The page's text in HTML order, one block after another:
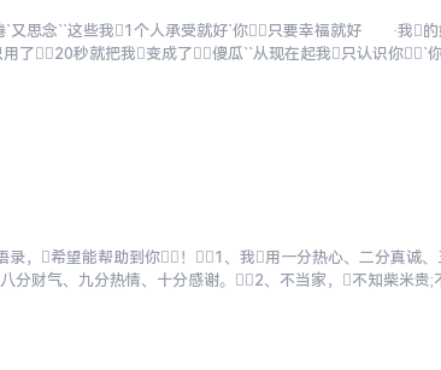
又思念``这些我1个人承受就好`你只要幸福就好 ·我
了20秒就把我变成了傻瓜``从现在起我只认识你`
录，希望能帮助到你！1、我用一分热心、二分真诚、
分财气、九分热情、十分感谢。2、不当家，不知柴米贵;